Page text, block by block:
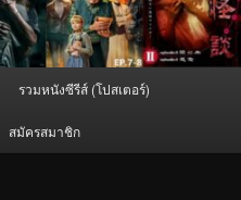
รวมหนังซีรีส์ (โปสเตอร์)
สมัครสมาชิก